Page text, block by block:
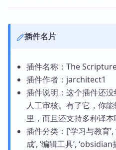
插件名片
插件名称：The
插件作者：jarchitect1
插件说明：这个插件还
人工审核。有了它，你
里，而且还支持多种译本
插件分类：[‘学习与教育’,
成’, ‘编辑工具’, ‘obsidian